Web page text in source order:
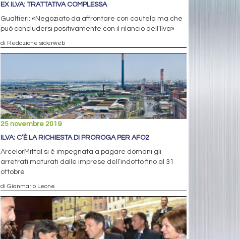
EX ILVA: TRATTATIVA COMPLESSA
Gualtieri: «Negoziato da affrontare con cautela ma che
può concludersi positivamente con il rilancio dell’Ilva»
di Redazione siderweb
25 novembre 2019
ILVA: C’È LA RICHIESTA DI PROROGA PER AFO2
ArcelorMittal si è impegnata a pagare domani gli
arretrati maturati dalle imprese dell’indotto fino al 31
ottobre
di Gianmario Leone